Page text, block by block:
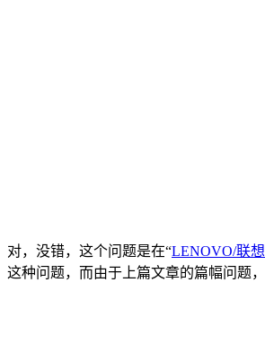
对，没错，这个问题是在“LENOVO/联
这种问题，而由于上篇文章的篇幅问题